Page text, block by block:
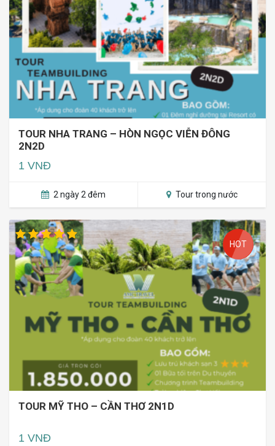
TOUR NHA TRANG – HÒN NGỌC VIỄN ĐÔNG
2N2D
1 VNĐ
2 ngày 2 đêm Tour trong nước
HOT
TOUR MỸ THO – CẦN THƠ 2N1D
1 VNĐ